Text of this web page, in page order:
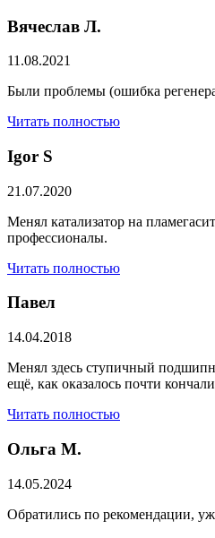
Вячеслав Л.
11.08.2021
Были проблемы (ошибка
Читать полностью
​Igor S
21.07.2020
Менял катализатор на
профессионалы.
Читать полностью
Павел
14.04.2018
Менял здесь ступичный
ещё, как оказалось почти
Читать полностью
Ольга М.
14.05.2024
Обратились по рекомендации,